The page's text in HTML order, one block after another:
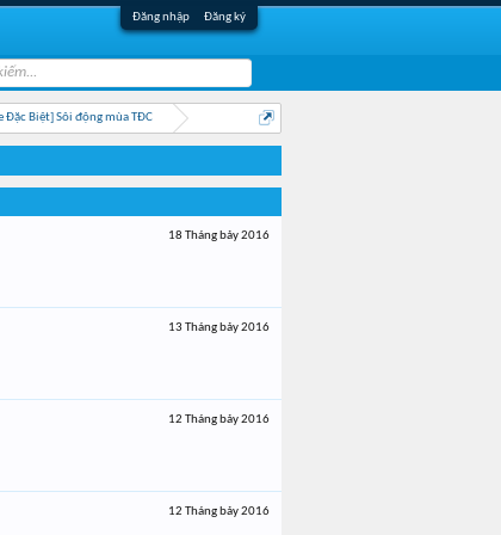
Đăng nhập Đăng ký
Biệt] Sôi động mùa TĐC
18 Tháng bảy 2016
13 Tháng bảy 2016
12 Tháng bảy 2016
12 Tháng bảy 2016